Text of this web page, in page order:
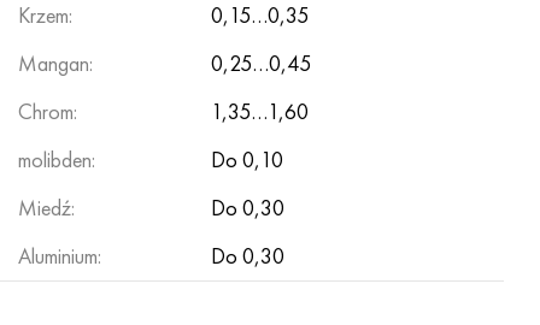
Krzem:
0,15…0,35
Mangan:
0,25…0,45
Chrom:
1,35…1,60
molibden:
Do 0,10
Miedź:
Do 0,30
Aluminium:
Do 0,30
MP159
Multimet n155
Nitronik 40
56DGNH
68NKhVKTYu
80NMV-VI
HN73MBTYu
XN70YU
XN77TYu
5B
TL5
14 tytan
1.4567 - AISI 304Cu
1.4570-aisi303Cu
1.4574 - Stop PH 15-7 Mo®
1.4597 - AISI 204Cu
15X16H2AM
18X11MNFB
20Х3MFW
30X, AISI 5130, 30 godz
30hg, 30hg
30xn2ma, 30CrNiMo8